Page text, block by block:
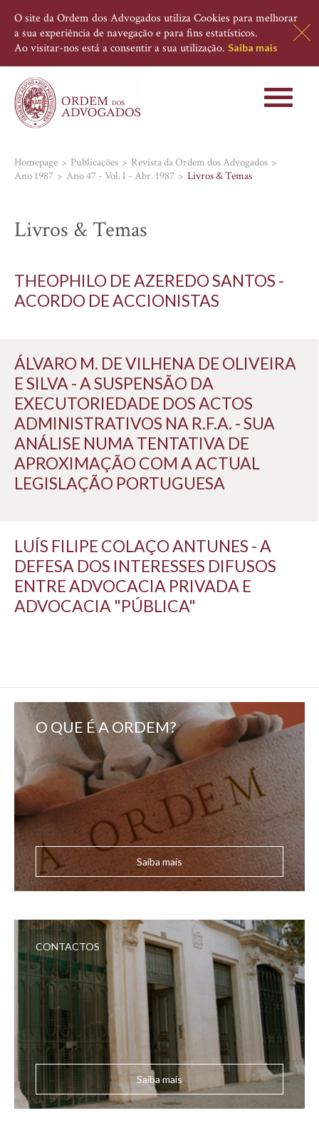
O site da Ordem dos Advogados utiliza Cookies para melhorar
a sua experiência de navegação e para fins estatísticos.
Ao visitar-nos está a consentir a sua utilização. Saiba mais
Toggle
Homepage Publicações
Revista da Ordem dos Advogados
Ano 1987
Ano 47 - Vol. I - Abr. 1987 Livros & Temas
Livros & Temas
THEOPHILO DE AZEREDO SANTOS -
ACORDO DE ACCIONISTAS
ÁLVARO M. DE VILHENA DE OLIVEIRA
E SILVA - A SUSPENSÃO DA
EXECUTORIEDADE DOS ACTOS
ADMINISTRATIVOS NA R.F.A. - SUA
ANÁLISE NUMA TENTATIVA DE
APROXIMAÇÃO COM A ACTUAL
LEGISLAÇÃO PORTUGUESA
LUÍS FILIPE COLAÇO ANTUNES - A
DEFESA DOS INTERESSES DIFUSOS
ENTRE ADVOCACIA PRIVADA E
ADVOCACIA "PÚBLICA"
O QUE É A ORDEM?
Saiba mais
CONTACTOS
Saiba mais